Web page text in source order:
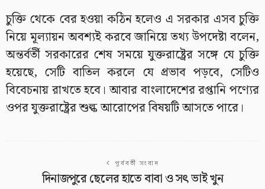
চুক্তি থেকে বের হওয়া কঠিন হলেও এ সরকার এসব চুক্তি
নিয়ে মূল্যায়ন অবশ্যই করবে জানিয়ে তথ্য উপদেষ্টা বলেন,
অন্তর্বর্তী সরকারের শেষ সময়ে যুক্তরাষ্ট্রের সঙ্গে যে চুক্তি
হয়েছে, সেটি বাতিল করলে যে প্রভাব পড়বে, সেটিও
বিবেচনায় রাখতে হবে। আবার বাংলাদেশের রপ্তানি পণ্যের
ওপর যুক্তরাষ্ট্রের শুল্ক আরোপের বিষয়টি আসতে পারে।
পূর্ববর্তী সংবাদ
দিনাজপুরে ছেলের হাতে বাবা ও সৎ ভাই খুন